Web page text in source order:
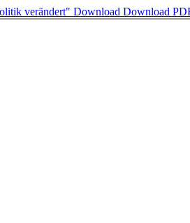
verändert" Download Download